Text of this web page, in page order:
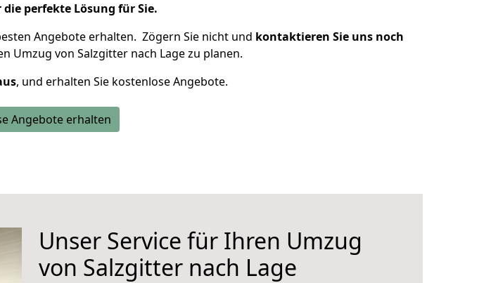
perfekte Lösung für Sie.
Angebote erhalten. Zögern Sie nicht und kontaktieren Sie uns noch
Umzug von Salzgitter nach Lage zu planen.
, und erhalten Sie kostenlose Angebote.
Angebote erhalten
Unser Service für Ihren Umzug
von Salzgitter nach Lage